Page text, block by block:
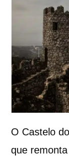
O Castelo
que